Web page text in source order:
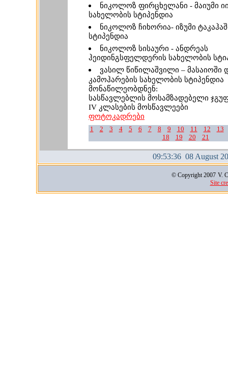
ნიკოლოზ ფირცხელანი - მაიუმი
სახელობის სტიპენდია
ნიკოლოზ ჩიხორია- იზუმი
სტიპენდია
ნიკოლოზ სისაური - ანდრეას
ჰეიდინგსფელდერის სახელობის
ვასილ წიწილაშვილი – მასაიოში
კამოჰარების სახელობის სტიპენდია
მონაწილეობდნენ:
სასწავლებლის მოსამზადებელი
IV კლასების მოსწავლეები
ფოტოკადრები
1 2 3 4 5 6 7 8 9 10 11 12
13
18
19 20 21
09:53:37 08 August
© Copyright 2007 V.
Site